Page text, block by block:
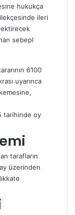
hukukça
ileri
sebepl
6100
uyarınca
tarihinde oy
tarafların
üzerinden